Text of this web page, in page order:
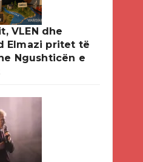
VLEN dhe
Elmazi pritet të
Ngushticën e